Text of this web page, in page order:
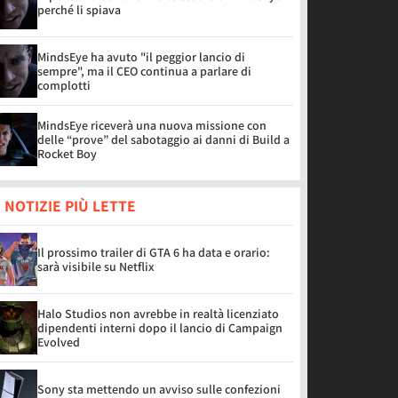
perché li spiava
MindsEye ha avuto "il peggior lancio di
sempre", ma il CEO continua a parlare di
complotti
MindsEye riceverà una nuova missione con
delle “prove” del sabotaggio ai danni di Build a
Rocket Boy
NOTIZIE PIÙ LETTE
Il prossimo trailer di GTA 6 ha data e orario:
sarà visibile su Netflix
Halo Studios non avrebbe in realtà licenziato
dipendenti interni dopo il lancio di Campaign
Evolved
Sony sta mettendo un avviso sulle confezioni